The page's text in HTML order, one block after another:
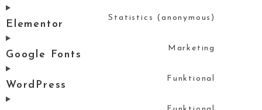
Elementor
Statistics (anonymous)
Google Fonts
Marketing
WordPress
Funktional